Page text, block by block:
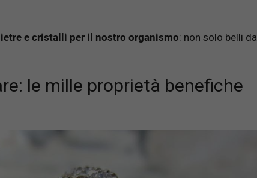
e cristalli per il nostro organismo: non solo belli da
le mille proprietà benefiche